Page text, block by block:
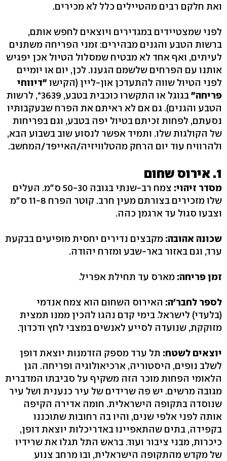
ואת חלקם רבים מהטיילים כלל לא מכירים.
לפני שמצטיידים במגדירים ויוצאים לחפש אותם,
ברשות הטבע והגנים מבהירים: זמני הפריחה משתנים
לעיתים, ואף אחד לא מבטיח שמסלול הטיול אכן יפגיש
אותנו עם הפרחים שלשמם הגענו. לכן, יום או יומיים
לפני הטיול שווה להתעדכן און-ליין (הקישו"דיווחי
פריחה"
בגוגל או התקשרו כוכבית בטבע, ‭,*3639‬ לרשות
הטבע והגנים‭.(‬ גם אם לא ראיתם את הפרח שבעקבותיו
נסעתם, לפחות זכיתם בטיול יפה בטבע, וגם בפריחות
של הקולגות שלו. ותמיד אפשר לנסוע שוב בשבוע הבא,
ולהרוויח עוד יום הרחק מהטלוויזיה/האייפד/המחשב.
‭.1‬ אירוס שחום
מסדר זיהוי:
צמח רב-שנתי בגובה ‭50-30‬ ס"מ. העלים
שלו מזכירים בצורתם מעין חרב. קוטר הפרח ‭11-8‬ ס"מ
וצבעו סגול עד ארגמן כהה.
שכונה אהובה: מקבצים נדירים יחסית מופיעים בבקעת
ערד, וגם באזור באר-שבע ומזרח יהודה.
זמן פריחה: מארס עד תחילת אפריל.
לספר לחבר'ה: האירוס השחום הוא צמח אנדמי
(בלעדי) לישראל. בימי קדם נהגו להכין ממנו תמצית
מזוקקת, שנועדה לסייע לאנשים במצבי לחץ ודכדוך.
יוצאים לשטח: תל ערד מספק הזדמנות יוצאת דופן
לשלב נופים, היסטוריה, ארכיאולוגיה ופריחה. הגן
הלאומי הפחות מוכר הזה משקיף על סביבתו המדברית
מגובה מרשים. יש פה שרידים של עיר כנענית ושל עיר
שנוסדה בתקופה הישראלית. חומה אדירה הקיפה
אותה לפני אלפי שנים, והיו בה רחובות שתוכננו
בקפידה, בתים שהתאפיינו באדריכלות יוצאת דופן,
כיכרות, מבני ציבור ועוד. בראש התל תגלו את שרידיו
של מקדש מהתקופה הישראלית, ובו מרחב צנוע